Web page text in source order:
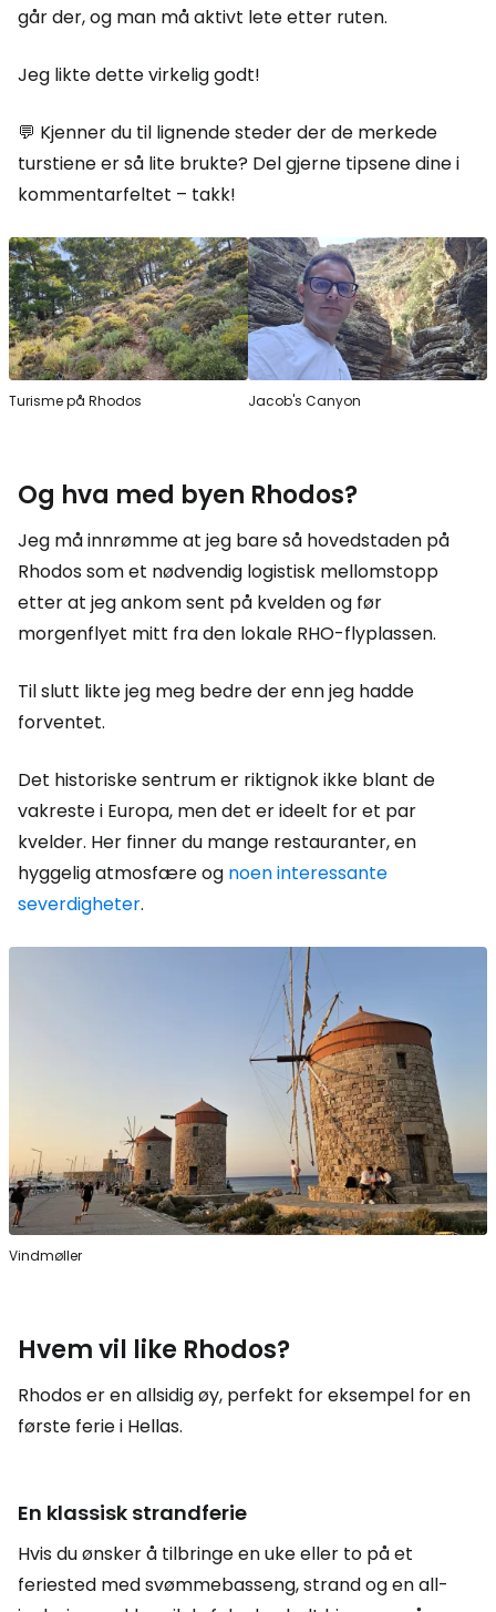
går der, og man må aktivt lete etter ruten.
Jeg likte dette virkelig godt!
💬 Kjenner du til lignende steder der de merkede
turstiene er så lite brukte? Del gjerne tipsene dine i
kommentarfeltet – takk!
Turisme på Rhodos Jacob's Canyon
Og hva med byen Rhodos?
Jeg må innrømme at jeg bare så hovedstaden på
Rhodos som et nødvendig logistisk mellomstopp
etter at jeg ankom sent på kvelden og før
morgenflyet mitt fra den lokale RHO-flyplassen.
Til slutt likte jeg meg bedre der enn jeg hadde
forventet.
Det historiske sentrum er riktignok ikke blant de
vakreste i Europa, men det er ideelt for et par
kvelder. Her finner du mange restauranter, en
hyggelig atmosfære og noen interessante
severdigheter.
Vindmøller
Hvem vil like Rhodos?
Rhodos er en allsidig øy, perfekt for eksempel for en
første ferie i Hellas.
En klassisk strandferie
Hvis du ønsker å tilbringe en uke eller to på et
feriested med svømmebasseng, strand og en all-